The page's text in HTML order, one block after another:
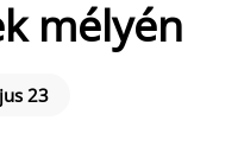
mélyén
23